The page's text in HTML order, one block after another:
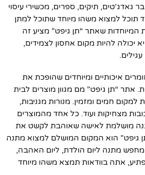
גאדג'טים, תיקים, ספרים, מכשירי עיסוי
תוכל למצוא משהו מיוחד שתוכל למתן
שאתר “תן גיפט” מציע זה
יכולה להיות מקום אחסון לצמידים,
איכותיים ומיוחדים שהופכת את
אתר “תן גיפט” מם מגוון מוצרים לבית
למקום חמים ומזמין. מנורות מגניבות,
מצחיקות ועוד. כל אחד מהמוצרים
מושלמת לאישה שאוהבת לקשט את
גיפט” הוא המקום המושלם למצוא מתנה
מתנה ליום הולדת, ליום האהבה,
אתה בוודאות תמצא משהו מיוחד